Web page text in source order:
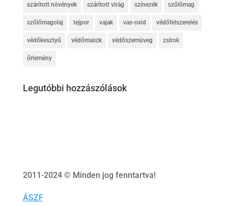
szárított növények szárított virág színezék szőlőmag
szőlőmagolaj tejpor vajak vas-oxid védőfelszerelés
védőkesztyű védőmaszk védőszemüveg zsírok
őrlemény
Legutóbbi hozzászólások
2011-2024 © Minden jog fenntartva!
ÁSZF